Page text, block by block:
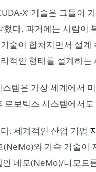
X’ 기술은 그들
혔다. 과거에는 사람이
술이 합쳐지면서 설
적인 형태를 설계하는
템은 가상 세계에서
로보틱스 시스템에서
. 세계적인 산업 기업
와 가속 기술이
인 네모(NeMo)/니모트